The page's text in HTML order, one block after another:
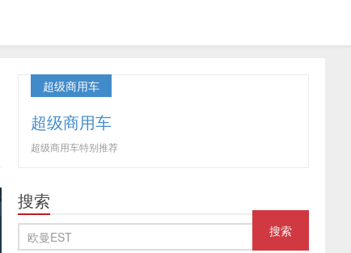
超级商用车
超级商用车
超级商用车特别推荐
搜索